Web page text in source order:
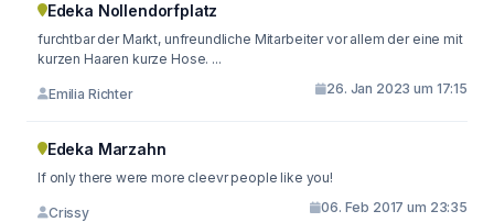
Edeka Nollendorfplatz
furchtbar der Markt, unfreundliche Mitarbeiter vor allem der eine mit
kurzen Haaren kurze Hose. ...
Emilia Richter 26. Jan 2023 um 17:15
Edeka Marzahn
If only there were more cleevr people like you!
Crissy 06. Feb 2017 um 23:35